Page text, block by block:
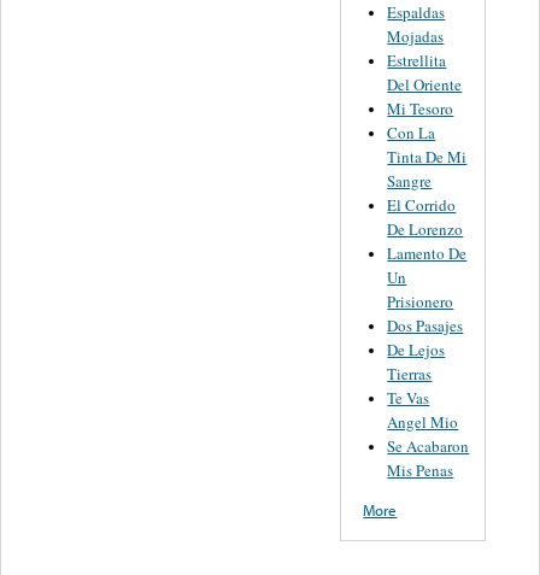
Espaldas
Mojadas
Estrellita
Del Oriente
Mi Tesoro
Con La
Tinta De Mi
Sangre
El Corrido
De Lorenzo
Lamento De
Un
Prisionero
Dos Pasajes
De Lejos
Tierras
Te Vas
Angel Mio
Se Acabaron
Mis Penas
More